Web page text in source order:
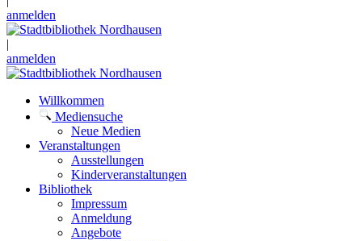
anmelden
|
anmelden
Willkommen
Mediensuche
Neue Medien
Veranstaltungen
Ausstellungen
Kinderveranstaltungen
Bibliothek
Impressum
Anmeldung
Angebote